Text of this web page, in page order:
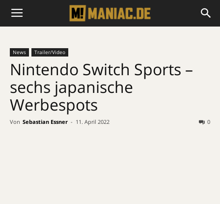
News Trailer/Video
Nintendo Switch Sports –
sechs japanische
Werbespots
Von Sebastian Essner - 11. April 2022 0